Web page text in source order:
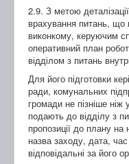
2.9. З метою
врахування питань, що
виконкому, керуючим
оперативний план
відділом з питань
Для його підготовки
ради, комунальних
громади не пізніше ніж
подають до відділу з
пропозиції до плану
назва заходу, дата,
відповідальні за його